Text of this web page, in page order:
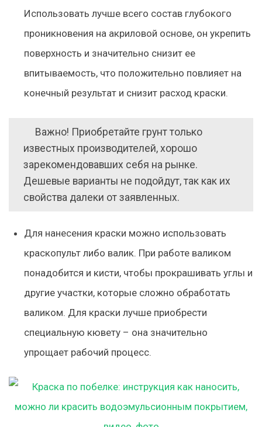
Использовать лучше всего состав глубокого
проникновения на акриловой основе, он укрепить
поверхность и значительно снизит ее
впитываемость, что положительно повлияет на
конечный результат и снизит расход краски.
Важно! Приобретайте грунт только
известных производителей, хорошо
зарекомендовавших себя на рынке.
Дешевые варианты не подойдут, так как их
свойства далеки от заявленных.
Для нанесения краски можно использовать
краскопульт либо валик. При работе валиком
понадобится и кисти, чтобы прокрашивать углы и
другие участки, которые сложно обработать
валиком. Для краски лучше приобрести
специальную кювету – она значительно
упрощает рабочий процесс.